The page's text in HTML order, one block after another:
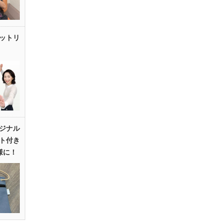
トリ
ナル
付き
！